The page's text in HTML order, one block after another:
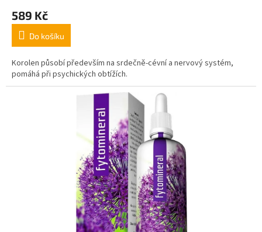
589 Kč
Do košíku
Korolen působí především na srdečně-cévní a nervový systém,
pomáhá při psychických obtížích.